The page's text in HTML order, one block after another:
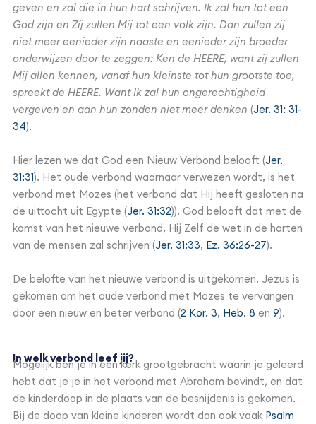
geven en zal die in hun hart schrijven. Ik zal hun tot een
God zijn en Zíj zullen Mij tot een volk zijn. Dan zullen zij
niet meer eenieder zijn naaste en eenieder zijn broeder
onderwijzen door te zeggen: Ken de HEERE, want zij zullen
Mij allen kennen, vanaf hun kleinste tot hun grootste toe,
spreekt de HEERE. Want Ik zal hun ongerechtigheid
vergeven en aan hun zonden niet meer denken (Jer. 31: 31-
34).
Hier lezen we dat God een Nieuw Verbond belooft (Jer.
31:31). Het oude verbond waarnaar verwezen wordt, is het
verbond met Mozes (het verbond dat Hij heeft gesloten na
de uittocht uit Egypte (Jer. 31:32)). God belooft dat met de
komst van het nieuwe verbond, Hij Zelf de wet in de harten
van de mensen zal schrijven (Jer. 31:33, Ez. 36:26-27).
De belofte van het nieuwe verbond is uitgekomen. Jezus is
gekomen om het oude verbond met Mozes te vervangen
door een nieuw en beter verbond (2 Kor. 3, Heb. 8 en 9).
In welk verbond leef jij?
Mogelijk ben je in een kerk grootgebracht waarin je geleerd
hebt dat je je in het verbond met Abraham bevindt, en dat
de kinderdoop in de plaats van de besnijdenis is gekomen.
Bij de doop van kleine kinderen wordt dan ook vaak Psalm